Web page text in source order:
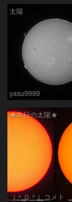
太陽
yasu9999
★本日の太陽★
（＾０＾）コメト